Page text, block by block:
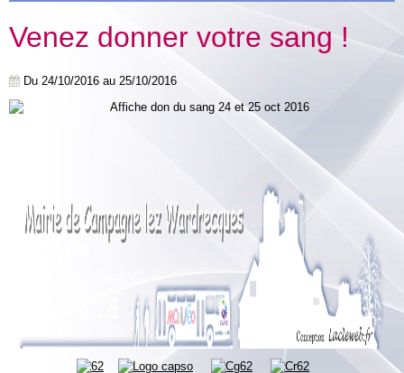
Venez donner votre sang !
Du 24/10/2016 au 25/10/2016